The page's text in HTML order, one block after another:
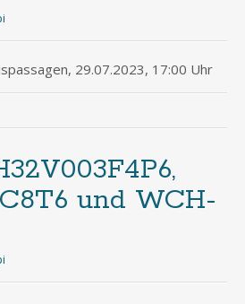
29.07.2023, 17:00 Uhr
und WCH-